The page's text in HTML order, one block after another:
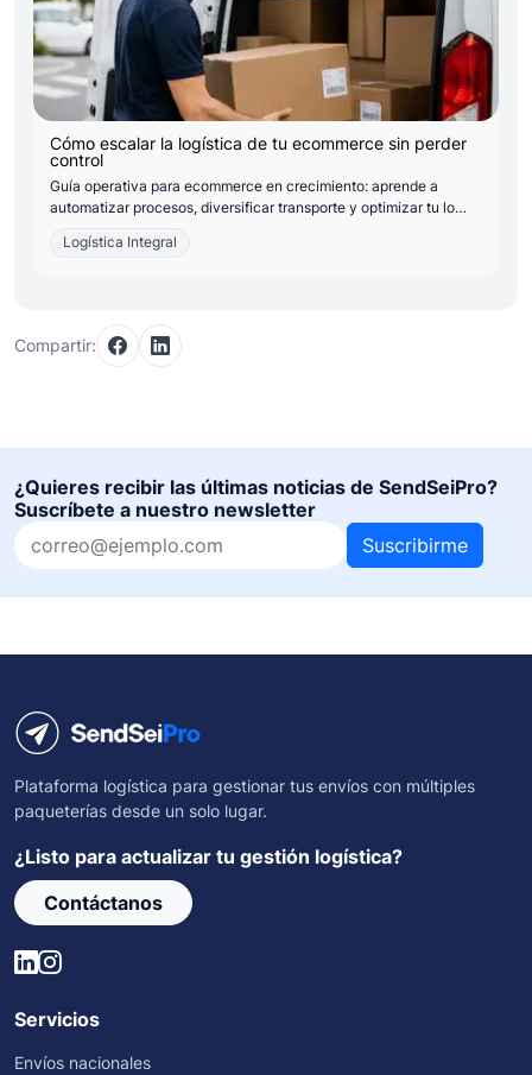
Cómo escalar la logística de tu ecommerce sin perder
control
Guía operativa para ecommerce en crecimiento: aprende a
automatizar procesos, diversificar transporte y optimizar tu lo…
Logística Integral
Compartir:
¿Quieres recibir las últimas noticias de SendSeiPro?
Suscríbete a nuestro newsletter
Suscribirme
Plataforma logística para gestionar tus envíos con múltiples
paqueterías desde un solo lugar.
¿Listo para actualizar tu gestión logística?
Contáctanos
Servicios
Envíos nacionales